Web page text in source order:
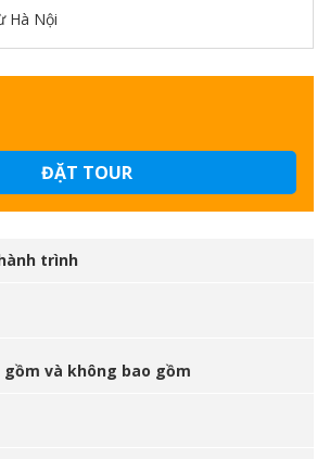
Hà Nội
ĐẶT TOUR
trình
gồm và không bao gồm